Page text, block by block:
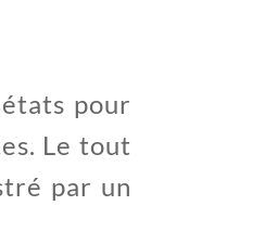
pour
Le tout
par un